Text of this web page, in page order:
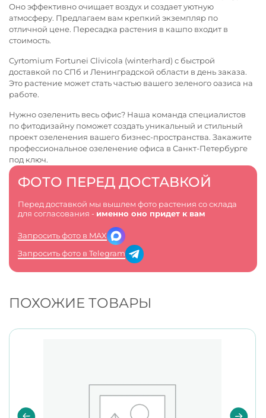
ФОТО ПЕРЕД ДОСТАВКОЙ
Перед доставкой мы вышлем фото растения со склада
для согласования - именно оно придет к вам
Запросить фото в MAX
Запросить фото в Telegram
Оно эффективно очищает воздух и создает уютную
атмосферу. Предлагаем вам крепкий экземпляр по
отличной цене. Пересадка растения в кашпо входит в
стоимость.
Cyrtomium Fortunei Clivicola (winterhard) с быстрой
доставкой по СПб и Ленинградской области в день заказа.
Это растение может стать частью вашего зеленого оазиса на
работе.
Нужно озеленить весь офис? Наша команда специалистов
по фитодизайну поможет создать уникальный и стильный
проект озеленения вашего бизнес-пространства. Закажите
профессиональноеозеленение офиса в Санкт-Петербурге
под ключ.
ПОХОЖИЕ ТОВАРЫ